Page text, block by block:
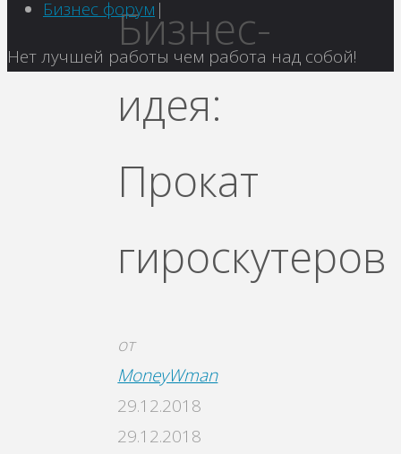
Бизнес-
идея:
Прокат
гироскутеров
от
MoneyWman
29.12.2018
29.12.2018
Бизнес форум |
Вернуться
Нет лучшей работы чем работа над собой!